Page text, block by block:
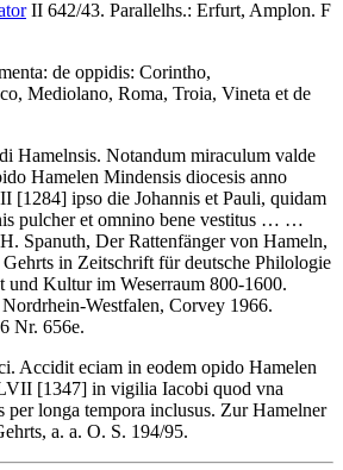
II 642/43. Parallelhs.: Erfurt, Amplon. F
de oppidis: Corintho,
Mediolano, Roma, Troia, Vineta et de
Hamelnsis. Notandum miraculum valde
Hamelen Mindensis diocesis anno
[1284] ipso die Johannis et Pauli, quidam
pulcher et omnino bene vestitus … …
H. Spanuth, Der Rattenfänger von Hameln,
in Zeitschrift für deutsche Philologie
und Kultur im Weserraum 800-1600.
Westfalen, Corvey 1966.
Nr. 656e.
. Accidit eciam in eodem opido Hamelen
[1347] in vigilia Iacobi quod vna
per longa tempora inclusus. Zur Hamelner
, a. a. O. S. 194/95.